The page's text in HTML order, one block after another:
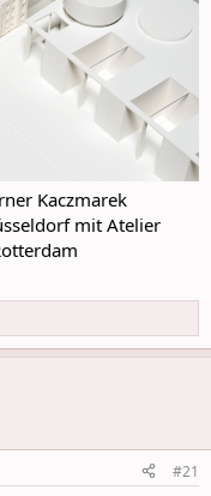
Kaczmarek
mit Atelier
#21